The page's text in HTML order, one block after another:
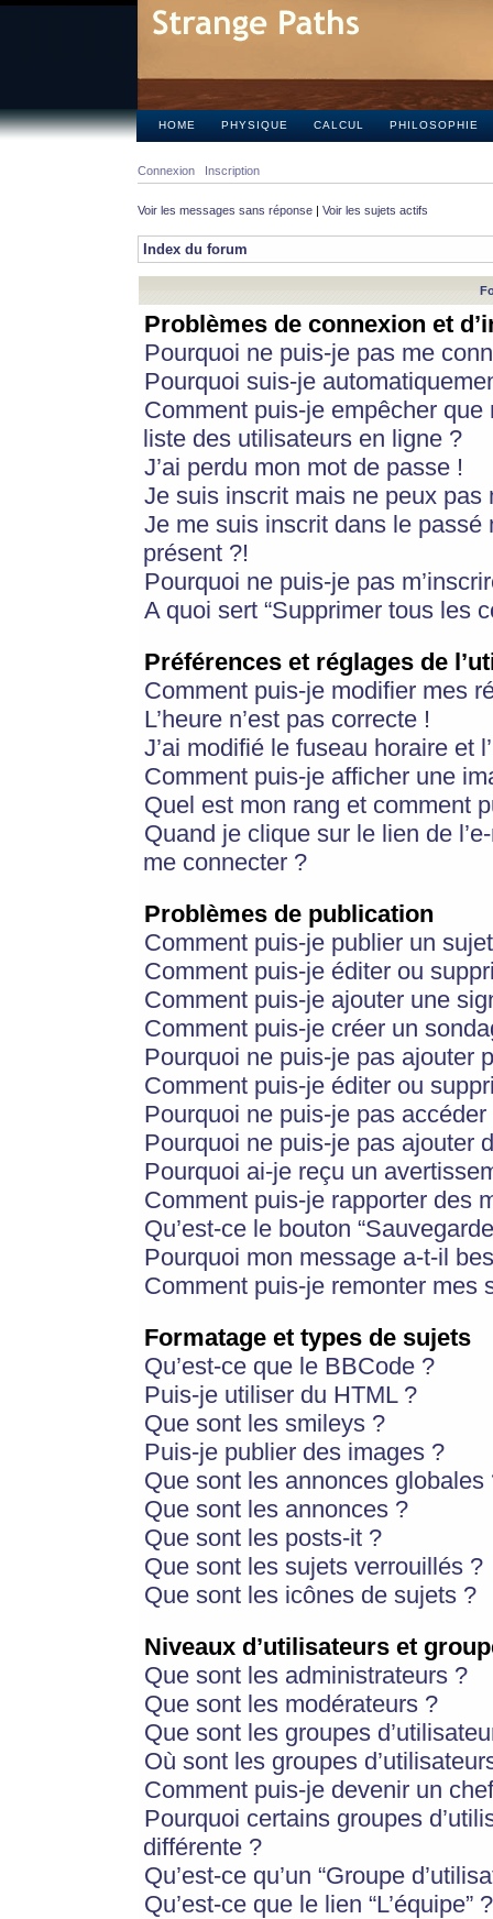
HOME PHYSIQUE CALCUL PHILOSOPHIE
Connexion Inscription
Voir les messages sans réponse | Voir les sujets actifs
Index du forum
Problèmes de connexion et
Pourquoi ne puis-je pas me
Pourquoi suis-je
Comment puis-je empêcher
liste des utilisateurs en ligne ?
J’ai perdu mon mot de passe !
Je suis inscrit mais ne peux pas
Je me suis inscrit dans le
présent ?!
Pourquoi ne puis-je pas
A quoi sert “Supprimer tous les
Préférences et réglages de
Comment puis-je modifier mes
L’heure n’est pas correcte !
J’ai modifié le fuseau horaire et
Comment puis-je afficher une
Quel est mon rang et comment
Quand je clique sur le lien de
me connecter ?
Problèmes de publication
Comment puis-je publier un
Comment puis-je éditer ou
Comment puis-je ajouter une
Comment puis-je créer un
Pourquoi ne puis-je pas ajouter
Comment puis-je éditer ou
Pourquoi ne puis-je pas
Pourquoi ne puis-je pas ajouter
Pourquoi ai-je reçu un
Comment puis-je rapporter des
Qu’est-ce le bouton
Pourquoi mon message a-t-il
Comment puis-je remonter mes
Formatage et types de sujets
Qu’est-ce que le BBCode ?
Puis-je utiliser du HTML ?
Que sont les smileys ?
Puis-je publier des images ?
Que sont les annonces globales
Que sont les annonces ?
Que sont les posts-it ?
Que sont les sujets verrouillés ?
Que sont les icônes de sujets ?
Niveaux d’utilisateurs et
Que sont les administrateurs ?
Que sont les modérateurs ?
Que sont les groupes
Où sont les groupes
Comment puis-je devenir un
Pourquoi certains groupes
différente ?
Qu’est-ce qu’un “Groupe
Qu’est-ce que le lien “L’équipe” ?